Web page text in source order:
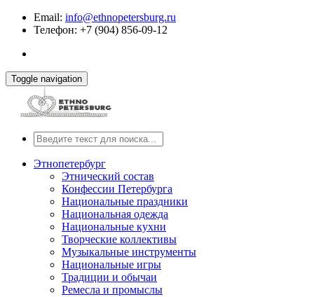
Email: info@ethnopetersburg.ru
Телефон: +7 (904) 856-09-12
Toggle navigation
Этнопетербург
Этнический состав
Конфессии Петербурга
Национальные праздники
Национальная одежда
Национальные кухни
Творческие коллективы
Музыкальные инструменты
Национальные игры
Традиции и обычаи
Ремесла и промыслы